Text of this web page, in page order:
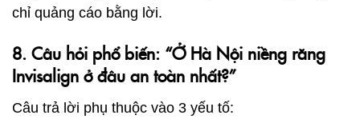
chỉ quảng cáo bằng lời.
8. Câu hỏi phổ biến: “Ở Hà Nội niềng răng
Invisalign ở đâu an toàn nhất?”
Câu trả lời phụ thuộc vào 3 yếu tố: